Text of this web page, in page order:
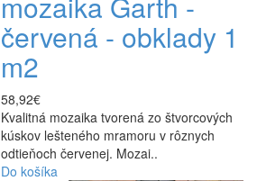
červená - obklady 1
m2
58,92€
Kvalitná mozaika tvorená zo štvorcových
kúskov lešteného mramoru v rôznych
odtieňoch červenej. Mozai..
Do košíka